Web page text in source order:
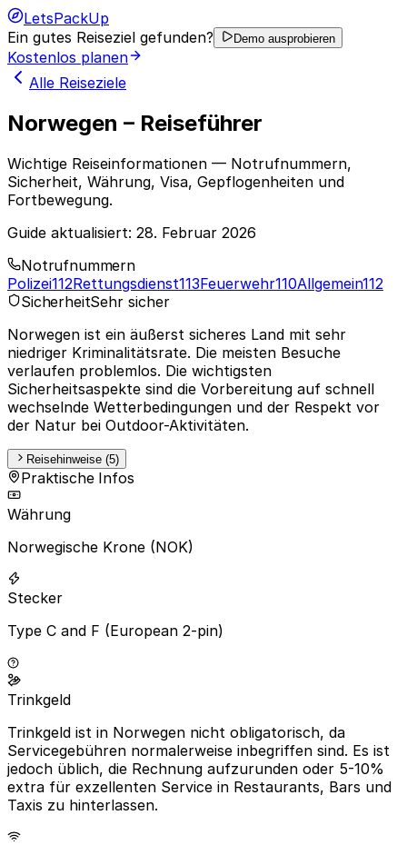
LetsPackUp
Ein gutes Reiseziel gefunden?
Demo ausprobieren
Kostenlos planen
Alle Reiseziele
Norwegen – Reiseführer
Wichtige Reiseinformationen — Notrufnummern,
Sicherheit, Währung, Visa, Gepflogenheiten und
Fortbewegung.
Guide aktualisiert: 28. Februar 2026
Notrufnummern
Polizei112Rettungsdienst113Feuerwehr110Allgemein112
SicherheitSehr sicher
Norwegen ist ein äußerst sicheres Land mit sehr
niedriger Kriminalitätsrate. Die meisten Besuche
verlaufen problemlos. Die wichtigsten
Sicherheitsaspekte sind die Vorbereitung auf schnell
wechselnde Wetterbedingungen und der Respekt vor
der Natur bei Outdoor-Aktivitäten.
Reisehinweise (5)
Praktische Infos
Währung
Norwegische Krone (NOK)
Stecker
Type C and F (European 2-pin)
Trinkgeld
Trinkgeld ist in Norwegen nicht obligatorisch, da
Servicegebühren normalerweise inbegriffen sind. Es ist
jedoch üblich, die Rechnung aufzurunden oder 5-10%
extra für exzellenten Service in Restaurants, Bars und
Taxis zu hinterlassen.